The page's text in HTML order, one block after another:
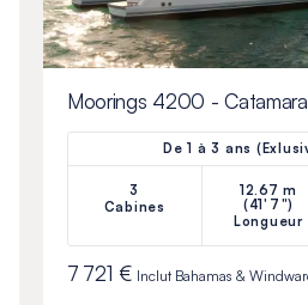
Moorings 4200 -
De 1 à 3 ans
3
Cabines
12.67 m
(41'7")
Longueur
7 721 € Inclut Bahamas &